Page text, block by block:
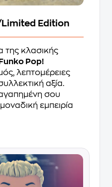
Edition
της κλασικής
Funko Pop!
λεπτομέρειες
αξία.
σου
εμπειρία